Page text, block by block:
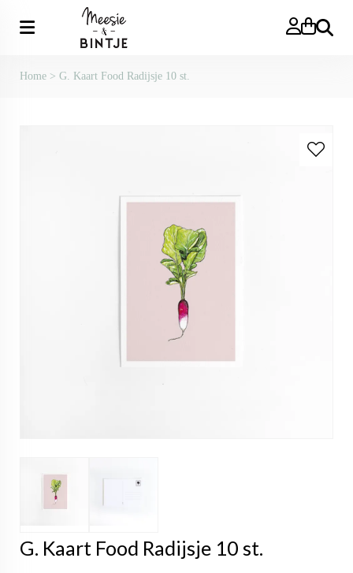
Zoeken
Home > G. Kaart Food Radijsje 10 st.
G. Kaart Food Radijsje 10 st.